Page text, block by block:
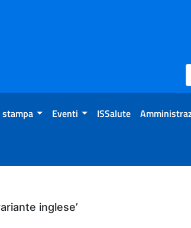
stampa Eventi ISSalute
inglese’